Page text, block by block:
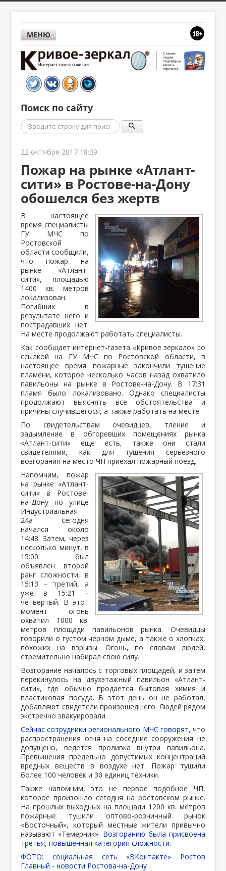
МЕНЮ
Поиск по сайту
Поиск
22 октября 2017 18:39
Пожар на рынке «Атлант-
сити» в Ростове-на-Дону
обошелся без жертв
В настоящее
время специалисты
ГУ МЧС по
Ростовской
области сообщили,
что пожар на
рынке «Атлант-
сити», площадью
1400 кв. метров
локализован.
Погибших в
результате него и
пострадавших нет.
На месте продолжают работать специалисты.
Как сообщает интернет-газета «Кривое зеркало» со
ссылкой на ГУ МЧС по Ростовской области, в
настоящее время пожарные закончили тушение
пламени, которое несколько часов назад охватило
павильоны на рынке в Ростове-на-Дону. В 17:31
пламя было локализовано. Однако специалисты
продолжают выяснять все обстоятельства и
причины случившегося, а также работать на месте.
По свидетельствам очевидцев, тление и
задымление в обгоревших помещениях рынка
«Атлант-сити» еще есть, также они стали
свидетелями, как для тушения серьезного
возгорания на место ЧП приехал пожарный поезд.
Напомним, пожар
на рынке «Атлант-
сити» в Ростове-
на-Дону по улице
Индустриальная
24а сегодня
начался около
14:48. Затем, через
несколько минут, в
15:00 был
объявлен второй
ранг сложности, в
15:13 – третий, а
уже в 15:21 –
четвертый. В этот
момент огонь
охватил 1000 кв.
метров площади павильонов рынка. Очевидцы
говорили о густом черном дыме, а также о хлопках,
похожих на взрывы. Огонь, по словам людей,
стремительно набирал свою силу.
Возгорание началось с торговых площадей, и затем
перекинулось на двухэтажный павильон «Атлант-
сити», где обычно продается бытовая химия и
пластиковая посуда. В этот день он не работал,
добавляют свидетели произошедшего. Людей рядом
экстренно эвакуировали.
Сейчас сотрудники регионального МЧС говорят, что
распространения огня на соседние сооружения не
допущено, ведется проливка внутри павильона.
Превышения предельно допустимых концентраций
вредных веществ в воздухе нет. Пожар тушили
более 100 человек и 30 единиц техники.
Также напомним, это не первое подобное ЧП,
которое произошло сегодня на ростовском рынке.
На прошлых выходных на площади 1200 кв. метров
пожарные тушили оптово-розничный рынок
«Восточный», который местные жители привычно
называют «Темерник». Возгоранию была присвоена
третья, повышенная категория сложности.
ФОТО: социальная сеть «ВКонтакте» Ростов
Главный - новости Ростова-на-Дону